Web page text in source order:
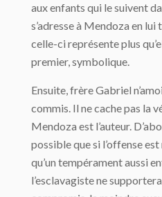
aux enfants qui le suivent
s’adresse à Mendoza en
celle-ci représente plus
premier, symbolique.
Ensuite, frère Gabriel
commis. Il ne cache pas la
Mendoza est l’auteur.
possible que si l’offense
qu’un tempérament aussi
l’esclavagiste ne